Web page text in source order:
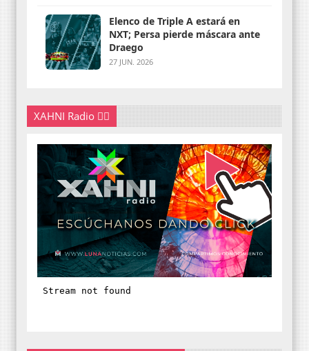
Elenco de Triple A estará en
NXT; Persa pierde máscara ante
Draego
27 JUN. 2026
XAHNI Radio 👇🏽